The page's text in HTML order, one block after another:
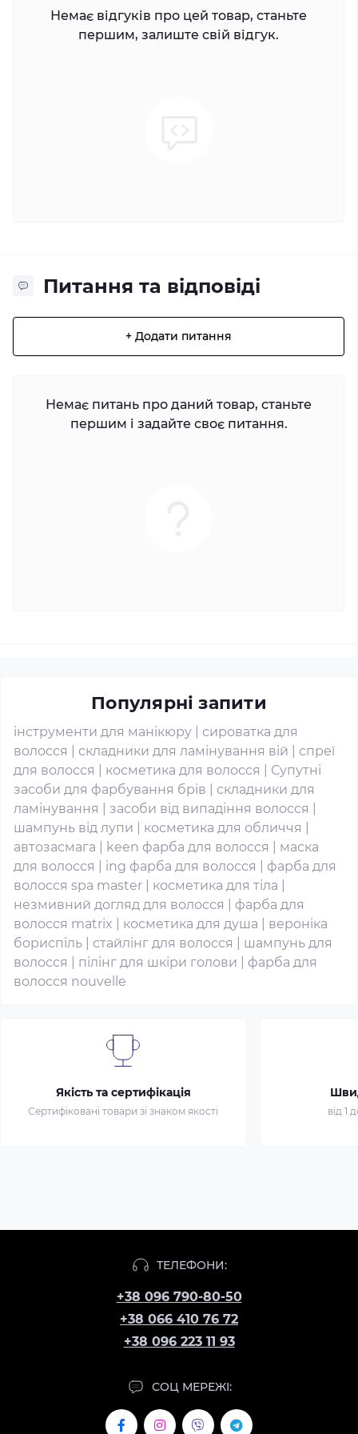
Немає відгуків про цей товар, станьте
першим, залиште свій відгук.
Питання та відповіді
+ Додати питання
Немає питань про даний товар, станьте
першим і задайте своє питання.
Популярні запити
інструменти для манікюру
сироватка для
волосся
складники для ламінування вій
спреї
для волосся
косметика для волосся
Супутні
засоби для фарбування брів
складники для
ламінування
засоби від випадіння волосся
шампунь від лупи
косметика для обличчя
автозасмага
keen фарба для волосся
маска
для волосся
ing фарба для волосся
фарба для
волосся spa master
косметика для тіла
незмивний догляд для волосся
фарба для
волосся matrix
косметика для душа
вероніка
бориспіль
стайлінг для волосся
шампунь для
волосся
пілінг для шкіри голови
фарба для
волосся nouvelle
Якість та сертифікація
Сертифіковані товари зі знаком якості від 1
ТЕЛЕФОНИ:
+38 096 790-80-50
+38 066 410 76 72
+38 096 223 11 93
СОЦ МЕРЕЖІ: